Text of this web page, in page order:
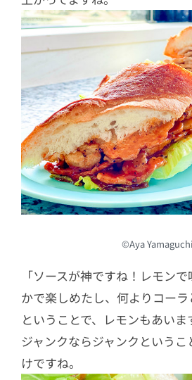
©Aya Yamaguchi
「ソースが神ですね！レモン
かで楽しめたし、何よりコーラ
ということで、レモンもあいま
ジャンクならジャンクという
けですね。